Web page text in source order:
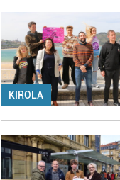
KIROLA